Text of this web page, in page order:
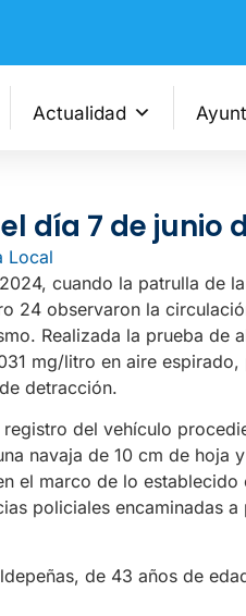
Actualidad
día 7 de junio
Local
cuando la patrulla de
24 observaron la
Realizada la prueba de
mg/litro en aire
detracción.
del vehículo
navaja de 10 cm de hoja
el marco de lo
policiales encaminadas
de 43 años de